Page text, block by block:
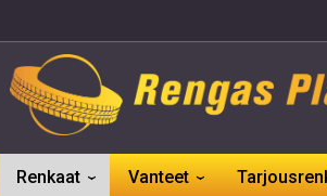
Renkaat Vanteet